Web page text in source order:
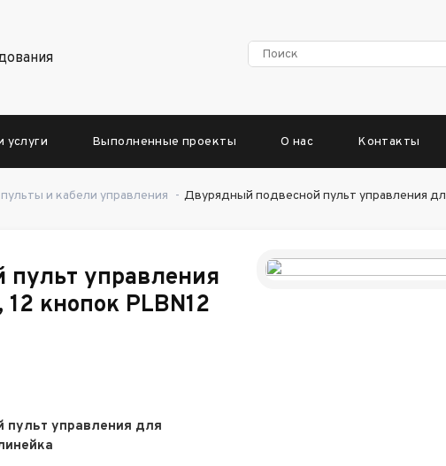
услуги Выполненные проекты О нас Контакты
и кабели управления - Двурядный подвесной пульт управления
управления
кнопок PLBN12
пульт управления для